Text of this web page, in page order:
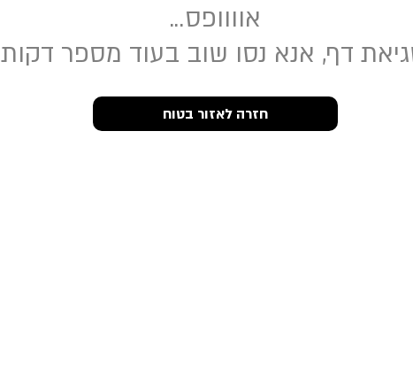
אוווופס...
דף, אנא נסו שוב בעוד מספר דקות
חזרה לאזור בטוח